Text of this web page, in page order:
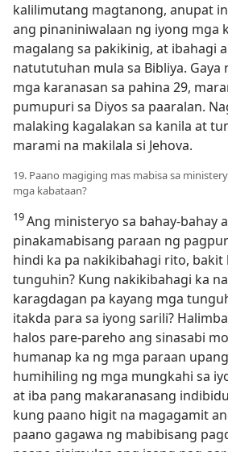
kalilimutang magtanong, anupat
ang pinaniniwalaan ng iyong mga
magalang sa pakikinig, at ibahagi
natututuhan mula sa Bibliya. Gaya
mga karanasan sa pahina 29,
pumupuri sa Diyos sa paaralan.
malaking kagalakan sa kanila at
marami na makilala si Jehova.
19. Paano magiging mas mabisa sa
mga kabataan?
19Ang ministeryo sa bahay-bahay
pinakamabisang paraan ng
hindi ka pa nakikibahagi rito,
tunguhin? Kung nakikibahagi ka
karagdagan pa kayang mga
itakda para sa iyong sarili?
halos pare-pareho ang sinasabi
humanap ka ng mga paraan
humihiling ng mga mungkahi sa
at iba pang makaranasang
kung paano higit na magagamit
paano gagawa ng mabibisang